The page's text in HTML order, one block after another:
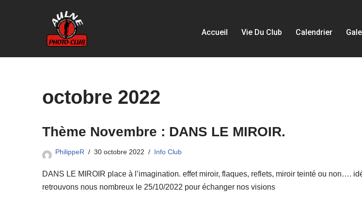
Accueil Vie Du Club Calendrier
octobre 2022
Thème Novembre : DANS LE MIROIR.
PhilippeR 30 octobre 2022 Info Club
DANS LE MIROIR place à l’imagination. effet miroir, flaques, reflets, miroir teinté ou non….
retrouvons nous nombreux le 25/10/2022 pour échanger nos visions